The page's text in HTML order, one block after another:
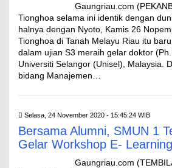
Gaungriau.com
Tionghoa selama ini identik dengan
halnya dengan Nyoto, Kamis 26
Tionghoa di Tanah Melayu Riau itu
dalam ujian S3 meraih gelar doktor
Universiti Selangor (Unisel), Malaysia.
bidang Manajemen…
Selasa, 24 November 2020 - 15:45:24 WIB
Bersama Alumni, SMUN 1
Gelar Workshop E- Learning
Gaungriau.com